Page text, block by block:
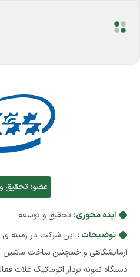
عضو:تحقیق
ایده محوری: تحقیق و توسعه
توضیحات : این شرکت در زمینه
آرمایشگاهی و خمچنین ساخت ماشین
دستگاه نمونه بردار اتوماتیک غلات